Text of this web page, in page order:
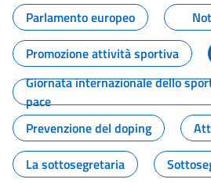
Parlamento europeo
Promozione attività sportiva
Giornata internazionale dello
pace
Prevenzione del doping
La sottosegretaria